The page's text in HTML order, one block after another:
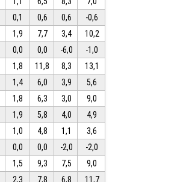
0,1 0,6 0,6
-0,6
1,9 7,7 3,4
10,2
0,0 0,0 -6,0
-1,0
1,8 11,8 8,3
13,1
1,4 6,0 3,9
5,6
1,8 6,3 3,0
9,0
1,9 5,8 4,0
4,9
1,0 4,8 1,1
3,6
0,0 0,0 -2,0
-2,0
1,5 9,3 7,5
9,0
2,3 7,8 6,8
11,7